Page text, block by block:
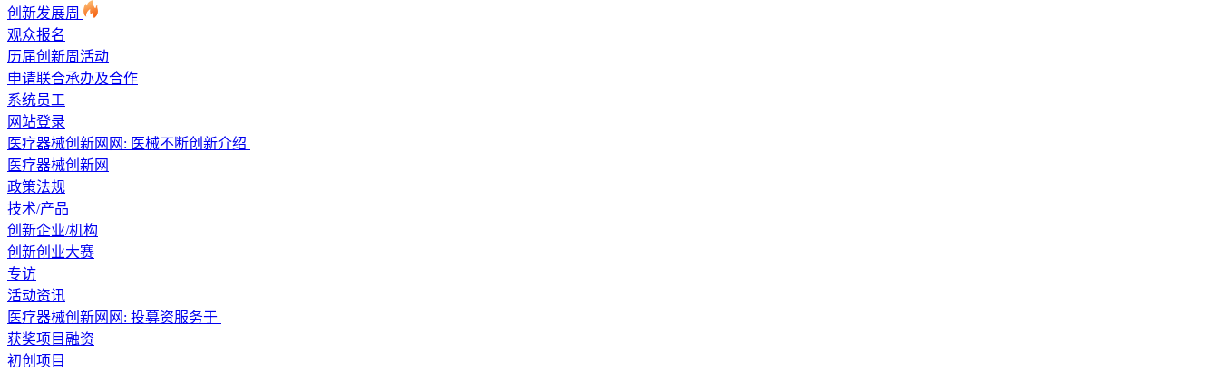
创新发展周
观众报名
历届创新周活动
申请联合承办及合作
系统员工
网站登录
医疗器械创新网网: 医械不断创新介绍
医疗器械创新网
政策法规
技术/产品
创新企业/机构
创新创业大赛
专访
活动资讯
医疗器械创新网网: 投募资服务于
获奖项目融资
初创项目